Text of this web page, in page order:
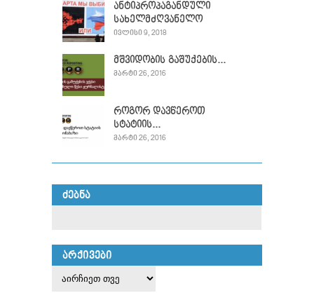
ანტიპროპაგანდული
სახელმძღვანელო
ᲘᲕᲚᲘᲡᲘ 9, 2018
მშვიდობის გაშუქების...
ᲛᲐᲠᲢᲘ 26, 2016
როგორ დავწეროთ
სტატიის...
ᲛᲐᲠᲢᲘ 26, 2016
ᲫᲔᲑᲜᲐ
ᲐᲠᲥᲘᲕᲔᲑᲘ